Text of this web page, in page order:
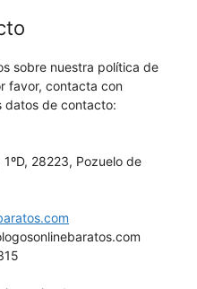
sobre nuestra política de
favor, contacta con
datos de contacto:
28223, Pozuelo de